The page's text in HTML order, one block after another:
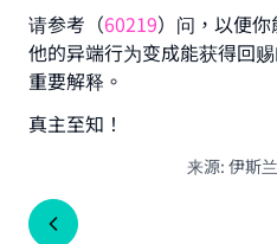
请参考（60219）问，以便
他的异端行为变成能获得回
重要解释。
真主至知！
来源: 伊斯